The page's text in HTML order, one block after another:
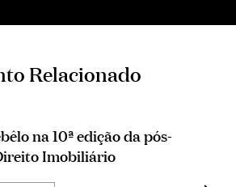
Relacionado
na 10ª edição da pós-
Imobiliário